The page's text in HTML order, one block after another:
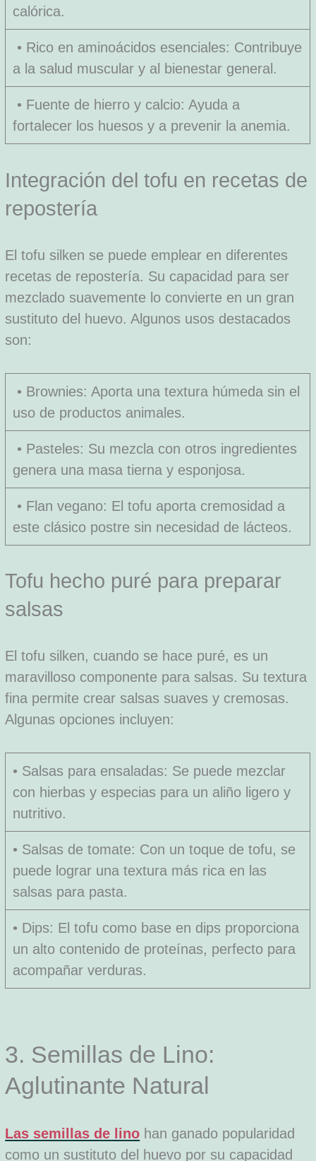
calórica.
• Rico en aminoácidos esenciales: Contribuye
a la salud muscular y al bienestar general.
• Fuente de hierro y calcio: Ayuda a
fortalecer los huesos y a prevenir la anemia.
Integración del tofu en recetas de
repostería
El tofu silken se puede emplear en diferentes
recetas de repostería. Su capacidad para ser
mezclado suavemente lo convierte en un gran
sustituto del huevo. Algunos usos destacados
son:
• Brownies: Aporta una textura húmeda sin el
uso de productos animales.
• Pasteles: Su mezcla con otros ingredientes
genera una masa tierna y esponjosa.
• Flan vegano: El tofu aporta cremosidad a
este clásico postre sin necesidad de lácteos.
Tofu hecho puré para preparar
salsas
El tofu silken, cuando se hace puré, es un
maravilloso componente para salsas. Su textura
fina permite crear salsas suaves y cremosas.
Algunas opciones incluyen:
• Salsas para ensaladas: Se puede mezclar
con hierbas y especias para un aliño ligero y
nutritivo.
• Salsas de tomate: Con un toque de tofu, se
puede lograr una textura más rica en las
salsas para pasta.
• Dips: El tofu como base en dips proporciona
un alto contenido de proteínas, perfecto para
acompañar verduras.
3. Semillas de Lino:
Aglutinante Natural
Las semillas de lino han ganado popularidad
como un sustituto del huevo por su capacidad